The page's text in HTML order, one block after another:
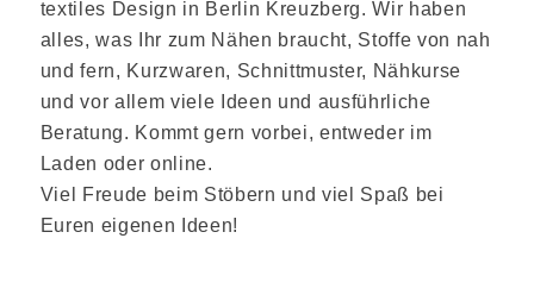
textiles Design in Berlin Kreuzberg. Wir haben
alles, was Ihr zum Nähen braucht, Stoffe von nah
und fern, Kurzwaren, Schnittmuster, Nähkurse
und vor allem viele Ideen und ausführliche
Beratung. Kommt gern vorbei, entweder im
Laden oder online.
Viel Freude beim Stöbern und viel Spaß bei
Euren eigenen Ideen!